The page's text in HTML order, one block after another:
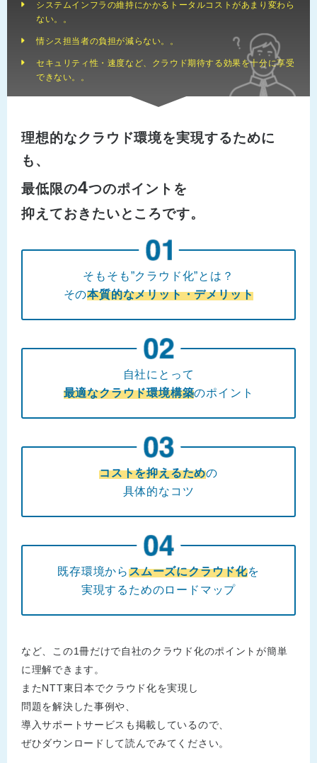
システムインフラの維持にかかるトータルコストがあまり変わら
ない。。
情シス担当者の負担が減らない。。
セキュリティ性・速度など、クラウド期待する効果を十分に享受
できない。。
理想的なクラウド環境を実現するために
も、
最低限の4つのポイントを
抑えておきたいところです。
そもそも”クラウド化”とは？
その本質的なメリット・デメリット
自社にとって
最適なクラウド環境構築のポイント
コストを抑えるための
具体的なコツ
既存環境からスムーズにクラウド化を
実現するためのロードマップ
など、この1冊だけで自社のクラウド化のポイントが簡単
に理解できます。
またNTT東日本でクラウド化を実現し
問題を解決した事例や、
導入サポートサービスも掲載しているので、
ぜひダウンロードして読んでみてください。